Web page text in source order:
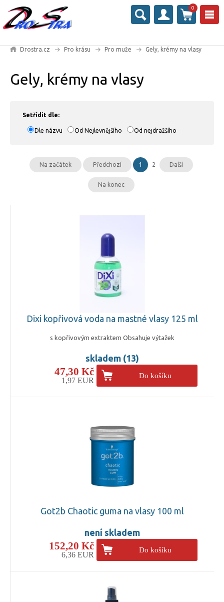
0
Drostra.cz Pro krásu Pro muže Gely, krémy na vlasy
Gely, krémy na vlasy
Setřídit dle:
Dle názvu Od Nejlevnějšího Od nejdražšího
Na začátek Předchozí 1 2 Další
Na konec
Dixi kopřivová voda na mastné vlasy 125 ml
s kopřivovým extraktem Obsahuje výtažek
skladem (13)
47,30 Kč
1,97 EUR
Do košíku
Got2b Chaotic guma na vlasy 100 ml
není skladem
152,20 Kč
6,36 EUR
Do košíku